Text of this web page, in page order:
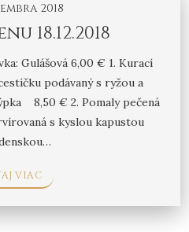
2018
18.12.2018
Gulášová 6,00 € 1. Kurací
podávaný s ryžou a
8,50 € 2. Pomaly pečená
s kyslou kapustou
VIAC